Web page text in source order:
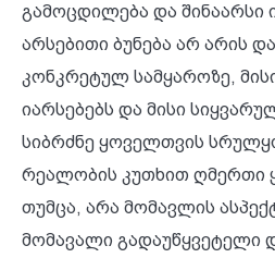
გამოცდილება და შინაარსი
არსებითი ბუნება არ არის
კონკრეტულ სამყაროზე,
იარსებებს და მისი
სიბრძნე ყოველთვის
რეალობის კუთხით ღმერთი
თუმცა, არა მომავლის
მომავალი გადაუწყვეტელი